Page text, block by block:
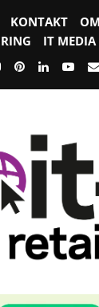
KONTAKT
IT